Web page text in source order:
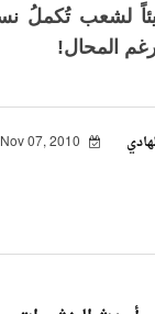
لشعب تُكملُ
المحال!